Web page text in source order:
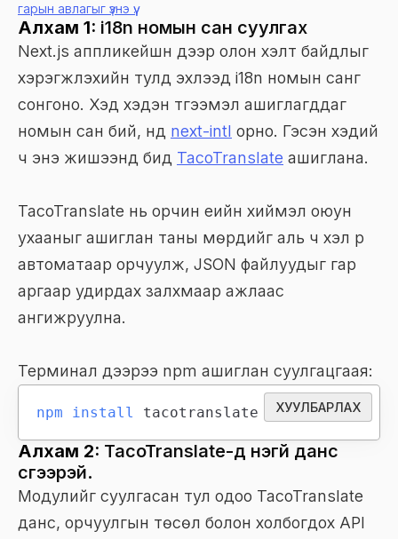
гарын авлагыг үзнэ үү.
Алхам 1: i18n номын сан суулгах
Next.js аппликейшн дээр олон хэлт байдлыг
хэрэгжүүлэхийн тулд эхлээд i18n номын санг
сонгоно. Хэд хэдэн түгээмэл ашиглагддаг
номын сан бий, үүнд next-intl орно. Гэсэн хэдий
ч энэ жишээнд бид TacoTranslate ашиглана.
TacoTranslate нь орчин үеийн хиймэл оюун
ухааныг ашиглан таны мөрүүдийг аль ч хэл рүү
автоматаар орчуулж, JSON файлуудыг гар
аргаар удирдах залхмаар ажлаас
ангижруулна.
Терминал дээрээ npm ашиглан суулгацгаая:
ХУУЛБАРЛАХ
npm install tacotranslate
Алхам 2: TacoTranslate-д үнэгүй данс
үүсгээрэй.
Модулийг суулгасан тул одоо TacoTranslate
данс, орчуулгын төсөл болон холбогдох API